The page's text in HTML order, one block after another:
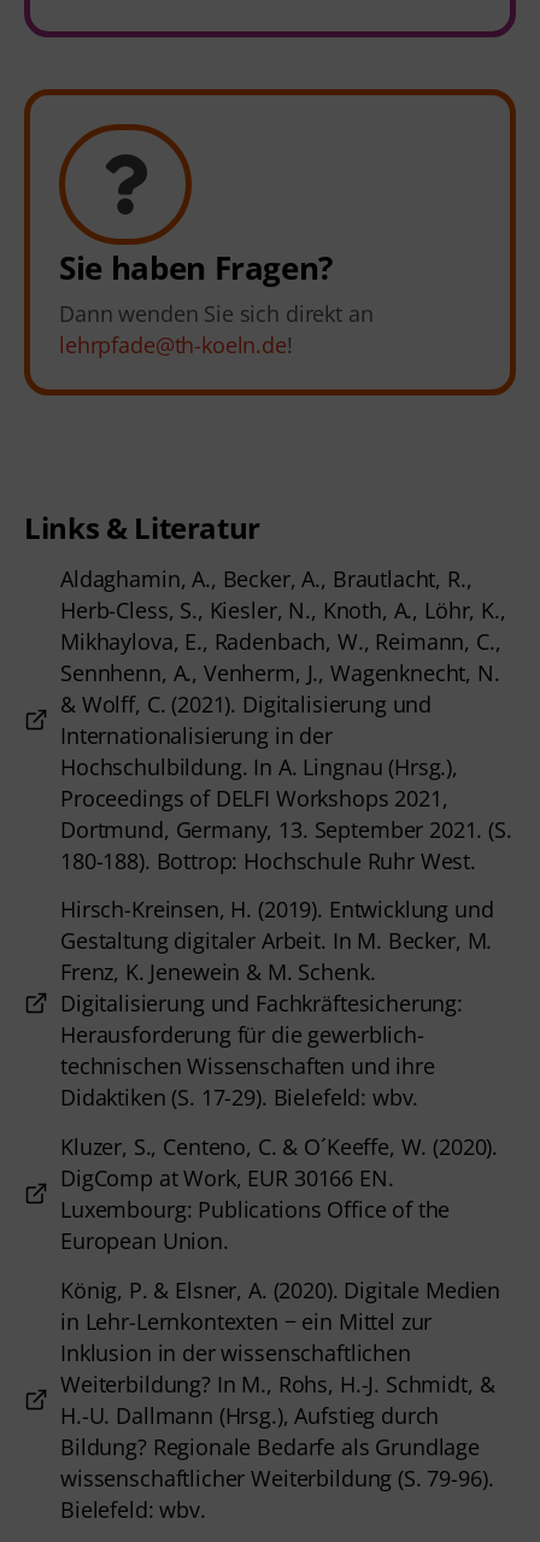
Sie haben Fragen?
Dann wenden Sie sich direkt an
lehrpfade@th-koeln.de!
Links & Literatur
Aldaghamin, A., Becker, A., Brautlacht, R.,
Herb-Cless, S., Kiesler, N., Knoth, A., Löhr, K.,
Mikhaylova, E., Radenbach, W., Reimann, C.,
Sennhenn, A., Venherm, J., Wagenknecht, N.
& Wolff, C. (2021). Digitalisierung und
Internationalisierung in der
Hochschulbildung. In A. Lingnau (Hrsg.),
Proceedings of DELFI Workshops 2021,
Dortmund, Germany, 13. September 2021. (S.
180-188). Bottrop: Hochschule Ruhr West.
Hirsch-Kreinsen, H. (2019). Entwicklung und
Gestaltung digitaler Arbeit. In M. Becker, M.
Frenz, K. Jenewein & M. Schenk.
Digitalisierung und Fachkräftesicherung:
Herausforderung für die gewerblich-
technischen Wissenschaften und ihre
Didaktiken (S. 17-29). Bielefeld: wbv.
Kluzer, S., Centeno, C. & O´Keeffe, W. (2020).
DigComp at Work, EUR 30166 EN.
Luxembourg: Publications Office of the
European Union.
König, P. & Elsner, A. (2020). Digitale Medien
in Lehr-Lernkontexten − ein Mittel zur
Inklusion in der wissenschaftlichen
Weiterbildung? In M., Rohs, H.-J. Schmidt, &
H.-U. Dallmann (Hrsg.), Aufstieg durch
Bildung? Regionale Bedarfe als Grundlage
wissenschaftlicher Weiterbildung (S. 79-96).
Bielefeld: wbv.